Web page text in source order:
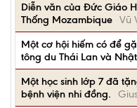
Diễn văn của Đức Giáo
Thống Mozambique Vũ
Một cơ hội hiếm có để
tông du Thái Lan và
Một học sinh lớp 7 đã
bệnh viện nhi đồng.